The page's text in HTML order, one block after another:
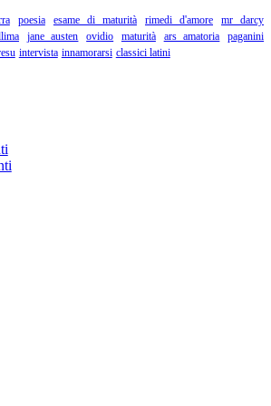
poesia esame di maturità rimedi d'amore
mr darcy
jane austen ovidio maturità ars amatoria
paganini
intervista innamorarsi classici latini